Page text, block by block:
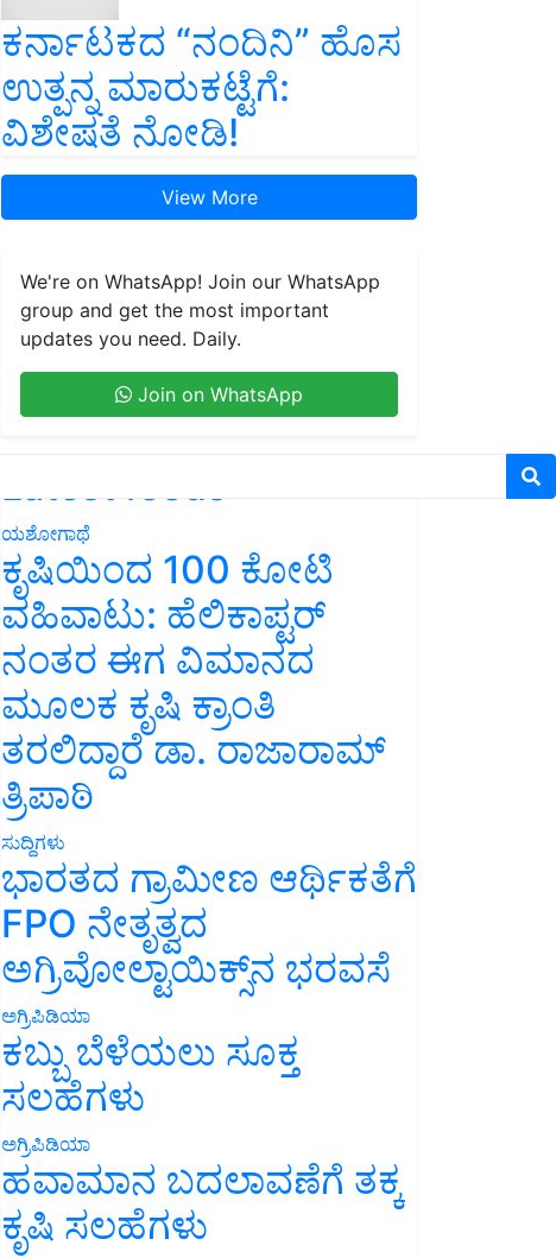
ಕರ್ನಾಟಕದ “ನಂದಿನಿ” ಹೊಸ
ಉತ್ಪನ್ನ ಮಾರುಕಟ್ಟೆಗೆ:
ವಿಶೇಷತೆ ನೋಡಿ!
View More
We're on WhatsApp! Join our WhatsApp
group and get the most important
updates you need. Daily.
Join on WhatsApp
Latest feeds
ಯಶೋಗಾಥೆ
ಕೃಷಿಯಿಂದ 100 ಕೋಟಿ
ವಹಿವಾಟು: ಹೆಲಿಕಾಪ್ಟರ್
ನಂತರ ಈಗ ವಿಮಾನದ
ಮೂಲಕ ಕೃಷಿ ಕ್ರಾಂತಿ
ತರಲಿದ್ದಾರೆ ಡಾ. ರಾಜಾರಾಮ್
ತ್ರಿಪಾಠಿ
ಸುದ್ದಿಗಳು
ಭಾರತದ ಗ್ರಾಮೀಣ ಆರ್ಥಿಕತೆಗೆ
FPO ನೇತೃತ್ವದ
ಅಗ್ರಿವೋಲ್ಟಾಯಿಕ್ಸ್‌ನ ಭರವಸೆ
ಅಗ್ರಿಪಿಡಿಯಾ
ಕಬ್ಬು ಬೆಳೆಯಲು ಸೂಕ್ತ
ಸಲಹೆಗಳು
ಅಗ್ರಿಪಿಡಿಯಾ
ಹವಾಮಾನ ಬದಲಾವಣೆಗೆ ತಕ್ಕ
ಕೃಷಿ ಸಲಹೆಗಳು